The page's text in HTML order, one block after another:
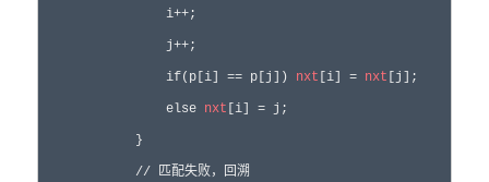
                i++;
                j++;
                if(p[i] == p[j])
nxt [i] = nxt [j];
                else
nxt [i] = j;
            }
            // 匹配失败，回溯